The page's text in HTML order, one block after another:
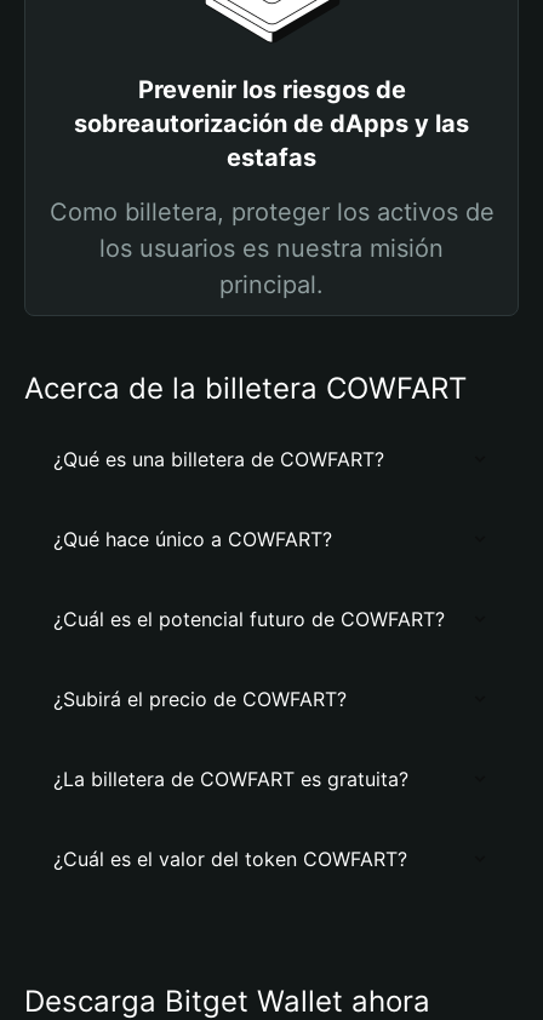
Prevenir los riesgos de
sobreautorización de dApps y las
estafas
Como billetera, proteger los activos de
los usuarios es nuestra misión
principal.
Acerca de la billetera COWFART
¿Qué es una billetera de COWFART?
¿Qué hace único a COWFART?
¿Cuál es el potencial futuro de COWFART?
¿Subirá el precio de COWFART?
¿La billetera de COWFART es gratuita?
¿Cuál es el valor del token COWFART?
Descarga Bitget Wallet ahora